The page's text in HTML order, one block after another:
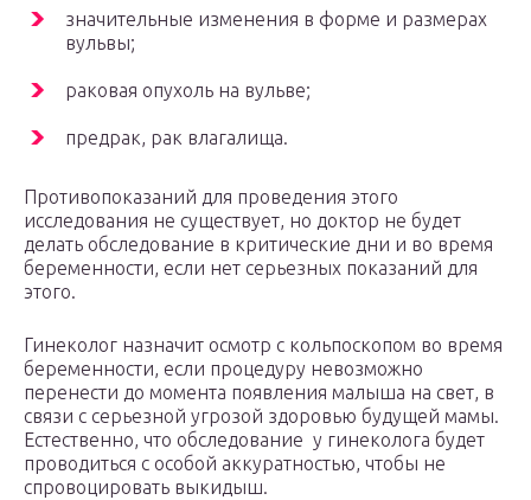
значительные изменения в форме и размерах
вульвы;
раковая опухоль на вульве;
предрак, рак влагалища.
Противопоказаний для проведения этого
исследования не существует, но доктор не будет
делать обследование в критические дни и во время
беременности, если нет серьезных показаний для
этого.
Гинеколог назначит осмотр с кольпоскопом во время
беременности, если процедуру невозможно
перенести до момента появления малыша на свет, в
связи с серьезной угрозой здоровью будущей мамы.
Естественно, что обследование у гинеколога будет
проводиться с особой аккуратностью, чтобы не
спровоцировать выкидыш.